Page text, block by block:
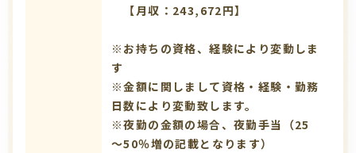
【月収：243,672円】
※お持ちの資格、経験により変動しま
す
※金額に関しまして資格・経験・勤務
日数により変動致します。
※夜勤の金額の場合、夜勤手当（25
～50％増の記載となります）